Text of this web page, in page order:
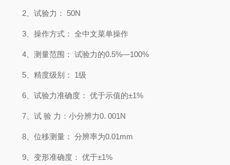
2、试验力： 50N
3、操作方式： 全中文菜单操作
4、测量范围： 试验力的0.5%—100%
5、精度级别： 1级
6、试验力准确度： 优于示值的±1%
7、试 验 力：小分辨力0. 001N
8、位移测量： 分辨率为0.01mm
9、变形准确度： 优于±1%